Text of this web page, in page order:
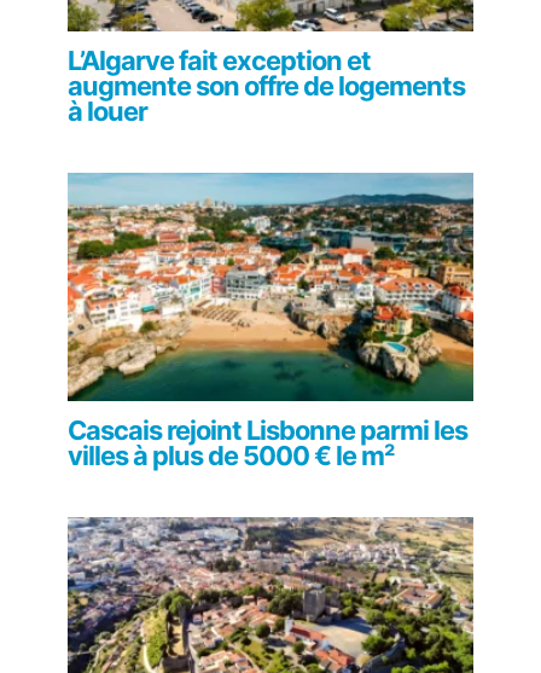
L’Algarve fait exception et
augmente son offre de logements
à louer
Cascais rejoint Lisbonne parmi les
villes à plus de 5000 € le m²